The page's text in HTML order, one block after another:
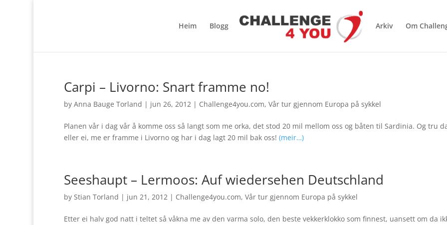
Heim Blogg Arkiv Om
Carpi – Livorno: Snart framme no!
by Anna Bauge Torland | jun 26, 2012| Challenge4you.com, Vår tur gjennom Europa på sykkel
Planen vår i dag vår å komme oss så langt som me orka, det stod 20 mil mellom oss og båten til Sardinia. Og tru
eller ei, me er framme i Livorno og har i dag lagt 20 mil bak oss! (meir…)
Seeshaupt – Lermoos: Auf wiedersehen Deutschland
by Stian Torland | jun 21, 2012| Challenge4you.com, Vår tur gjennom Europa på sykkel
Etter ei halv god natt i teltet så våkna me av den varma solo, den beste vekkerklokko som finnest, uansett om da